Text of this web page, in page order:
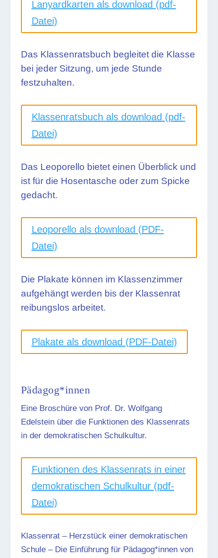
Lanyardkarten als download (pdf-
Datei)
Das Klassenratsbuch begleitet die Klasse
bei jeder Sitzung, um jede Stunde
festzuhalten.
Klassenratsbuch als download (pdf-
Datei)
Das Leoporello bietet einen Überblick und
ist für die Hosentasche oder zum Spicke
gedacht.
Leoporello als download (PDF-
Datei)
Die Plakate können im Klassenzimmer
aufgehängt werden bis der Klassenrat
reibungslos arbeitet.
Plakate als download (PDF-Datei)
Pädagog*innen
Eine Broschüre von Prof. Dr. Wolfgang
Edelstein über die Funktionen des Klassenrats
in der demokratischen Schulkultur.
Funktionen des Klassenrats in einer
demokratischen Schulkultur (pdf-
Datei)
Klassenrat – Herzstück einer demokratischen
Schule – Die Einführung für Pädagog*innen von